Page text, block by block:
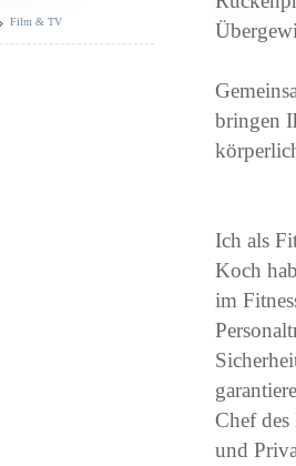
Film & TV
bringen
Ich als
Koch
im
Chef
und